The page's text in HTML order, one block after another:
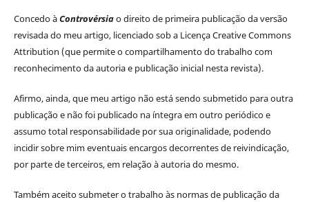
Concedo àControvérsiao direito de primeira publicação da versão
revisada do meu artigo, licenciado sob a Licença Creative Commons
Attribution (que permite o compartilhamento do trabalho com
reconhecimento da autoria e publicação inicial nesta revista).
Afirmo, ainda, que meu artigo não está sendo submetido para outra
publicação e não foi publicado na íntegra em outro periódico e
assumo total responsabilidade por sua originalidade, podendo
incidir sobre mim eventuais encargos decorrentes de reivindicação,
por parte de terceiros, em relação à autoria do mesmo.
Também aceito submeter o trabalho às normas de publicação da